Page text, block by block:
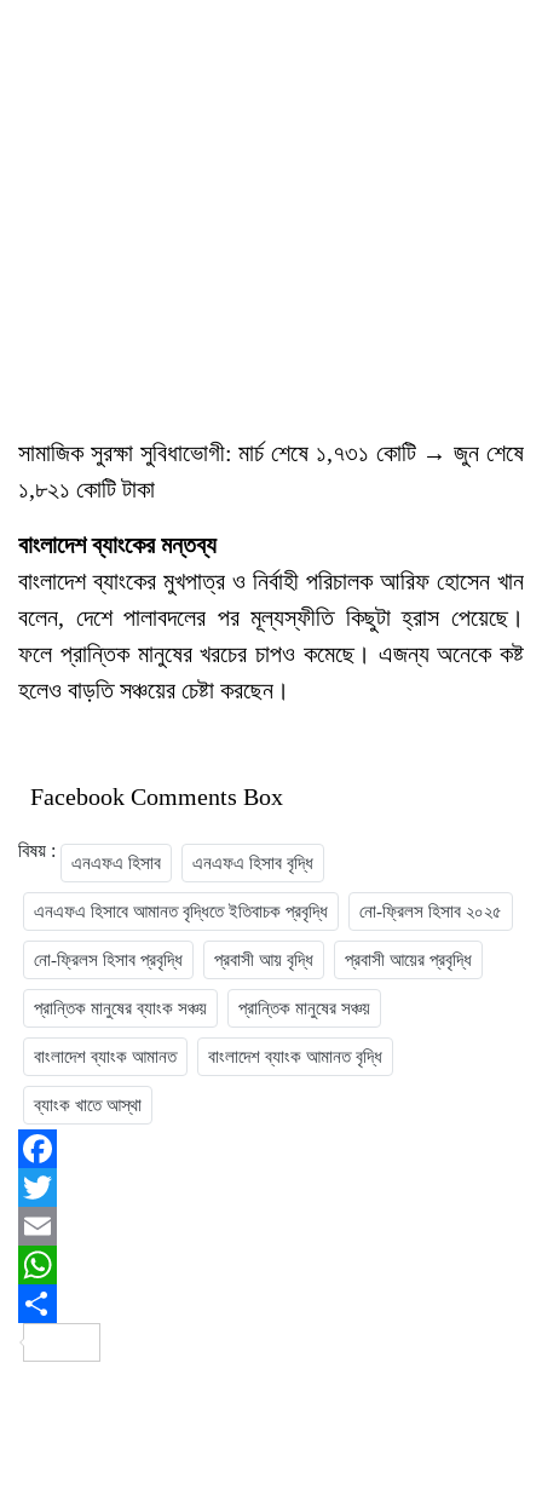
সামাজিক সুরক্ষা সুবিধাভোগী: মার্চ শেষে ১,৭৩১ কোটি → জুন শেষে
১,৮২১ কোটি টাকা
বাংলাদেশ ব্যাংকের মন্তব্য
বাংলাদেশ ব্যাংকের মুখপাত্র ও নির্বাহী পরিচালক আরিফ হোসেন খান
বলেন, দেশে পালাবদলের পর মূল্যস্ফীতি কিছুটা হ্রাস পেয়েছে।
ফলে প্রান্তিক মানুষের খরচের চাপও কমেছে। এজন্য অনেকে কষ্ট
হলেও বাড়তি সঞ্চয়ের চেষ্টা করছেন।
Facebook Comments Box
বিষয় :
এনএফএ হিসাব এনএফএ হিসাব বৃদ্ধি
এনএফএ হিসাবে আমানত বৃদ্ধিতে ইতিবাচক প্রবৃদ্ধি নো-ফ্রিলস হিসাব ২০২৫
নো-ফ্রিলস হিসাব প্রবৃদ্ধি প্রবাসী আয় বৃদ্ধি প্রবাসী আয়ের প্রবৃদ্ধি
প্রান্তিক মানুষের ব্যাংক সঞ্চয় প্রান্তিক মানুষের সঞ্চয়
বাংলাদেশ ব্যাংক আমানত বাংলাদেশ ব্যাংক আমানত বৃদ্ধি
ব্যাংক খাতে আস্থা
Facebook
Twitter
Email
WhatsApp